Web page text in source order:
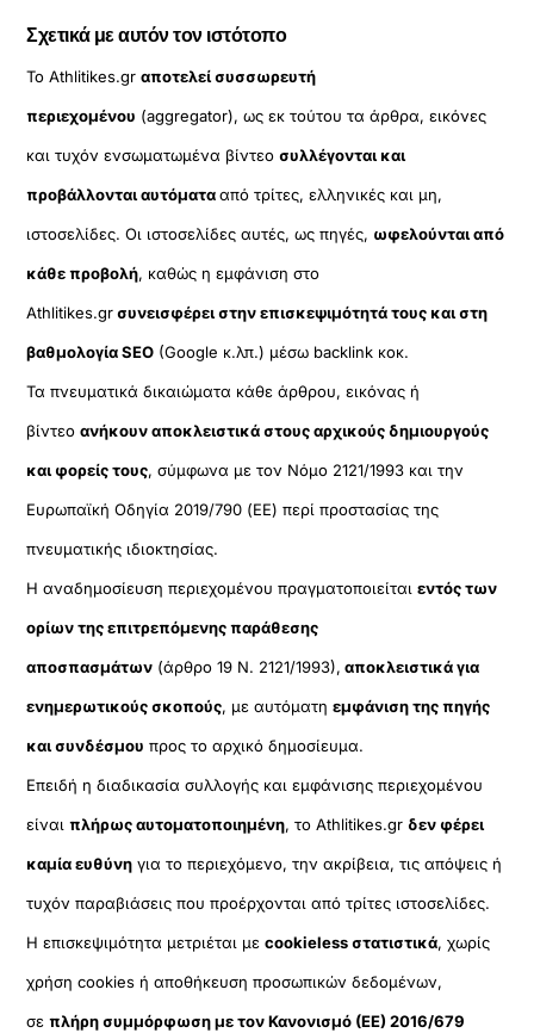
Σχετικά με αυτόν τον ιστότοπο
Το Athlitikes.grαποτελεί συσσωρευτή
περιεχομένου (aggregator), ως εκ τούτου τα άρθρα, εικόνες
και τυχόν ενσωματωμένα βίντεοσυλλέγονται και
προβάλλονται αυτόματααπό τρίτες, ελληνικές και μη,
ιστοσελίδες. Οι ιστοσελίδες αυτές, ως πηγές, ωφελούνται από
κάθε προβολή, καθώς η εμφάνιση στο
Athlitikes.grσυνεισφέρει στην επισκεψιμότητά τους και στη
βαθμολογία SEO (Google κ.λπ.) μέσω backlink κοκ.
Τα πνευματικά δικαιώματα κάθε άρθρου, εικόνας ή
βίντεοανήκουν αποκλειστικά στους αρχικούς δημιουργούς
και φορείς τους, σύμφωνα με τον Νόμο 2121/1993 και την
Ευρωπαϊκή Οδηγία 2019/790 (ΕΕ) περί προστασίας της
πνευματικής ιδιοκτησίας.
Η αναδημοσίευση περιεχομένου πραγματοποιείταιεντός των
ορίων της επιτρεπόμενης παράθεσης
αποσπασμάτων (άρθρο 19 Ν. 2121/1993), αποκλειστικά για
ενημερωτικούς σκοπούς, με αυτόματηεμφάνιση της πηγής
και συνδέσμου προς το αρχικό δημοσίευμα.
Επειδή η διαδικασία συλλογής και εμφάνισης περιεχομένου
είναιπλήρως αυτοματοποιημένη, το Athlitikes.gr δεν φέρει
καμία ευθύνη για το περιεχόμενο, την ακρίβεια, τις απόψεις ή
τυχόν παραβιάσεις που προέρχονται από τρίτες ιστοσελίδες.
Η επισκεψιμότητα μετριέται μεcookieless στατιστικά, χωρίς
χρήση cookies ή αποθήκευση προσωπικών δεδομένων,
σεπλήρη συμμόρφωση με τον Κανονισμό (ΕΕ) 2016/679